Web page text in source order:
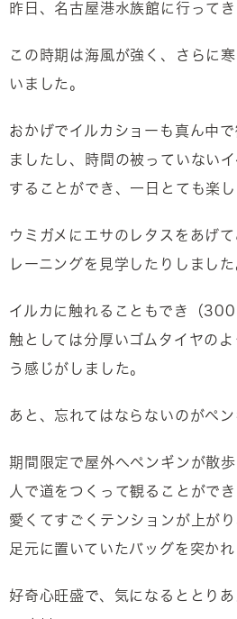
昨日、名古屋港水族館に行って
この時期は海風が強く、さらに
いました。
おかげでイルカショーも真ん中
ましたし、時間の被っていない
することができ、一日とても楽し
ウミガメにエサのレタスをあげ
レーニングを見学したりしました
イルカに触れることもでき（
触としては分厚いゴムタイヤの
う感じがしました。
あと、忘れてはならないのがペ
期間限定で屋外へペンギンが散
人で道をつくって観ることがで
愛くてすごくテンションが上が
足元に置いていたバッグを突かれ
好奇心旺盛で、気になるととり